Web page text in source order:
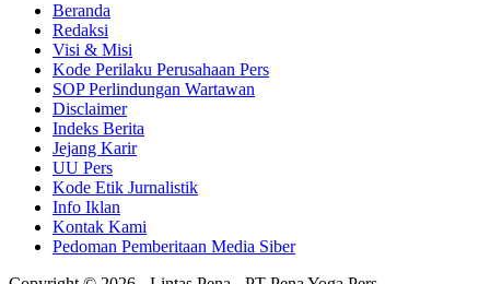
Beranda
Redaksi
Visi & Misi
Kode Perilaku Perusahaan Pers
SOP Perlindungan Wartawan
Disclaimer
Indeks Berita
Jejang Karir
UU Pers
Kode Etik Jurnalistik
Info Iklan
Kontak Kami
Pedoman Pemberitaan Media Siber